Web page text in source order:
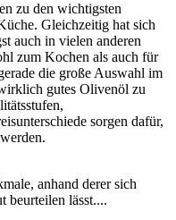
zu den wichtigsten
Gleichzeitig hat sich
auch in vielen anderen
zum Kochen als auch für
die große Auswahl im
gutes Olivenöl zu
sorgen dafür,
anhand derer sich
beurteilen lässt....